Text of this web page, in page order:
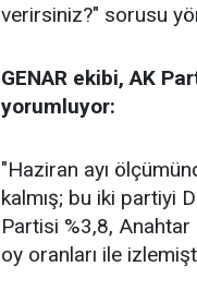
verirsiniz?" sorusu
GENAR ekibi, AK
yorumluyor:
"Haziran ayı
kalmış; bu iki partiyi
Partisi %3,8,
oy oranları ile